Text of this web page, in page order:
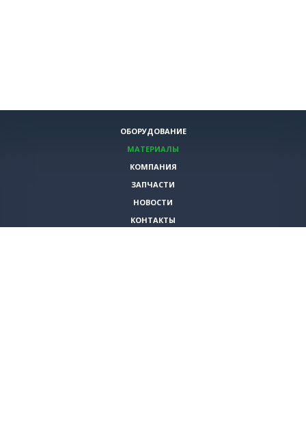
ОБОРУДОВАНИЕ
МАТЕРИАЛЫ
КОМПАНИЯ
ЗАПЧАСТИ
НОВОСТИ
КОНТАКТЫ